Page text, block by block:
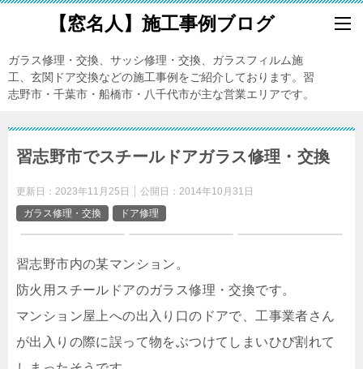
【窓名人】施工事例ブログ
ガラス修理・交換、サッシ修理・交換、ガラスフィルム施
工、玄関ドア交換などの施工事例をご紹介しております。習
志野市・千葉市・船橋市・八千代市が主な営業エリアです。
習志野市でスチールドアガラス修理・交換
更新日： 2023年11月25日 公開日： 2014年10月31日
ガラス修理・交換
ドア修理
習志野市内の某マンション。
防火用スチールドアのガラス修理・交換です。
マンション屋上への出入り口のドアで、工事業者さん
が出入りの際に誤って物をぶつけてしまいひび割れて